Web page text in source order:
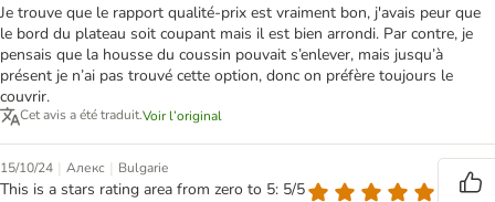
Je trouve que le rapport qualité-prix est vraiment bon, j'avais peur que
le bord du plateau soit coupant mais il est bien arrondi. Par contre, je
pensais que la housse du coussin pouvait s’enlever, mais jusqu’à
présent je n’ai pas trouvé cette option, donc on préfère toujours le
couvrir.
Cet avis a été traduit.Voir l’original
15/10/24 | Алекс | Bulgarie
This is a stars rating area from zero to 5: 5/5